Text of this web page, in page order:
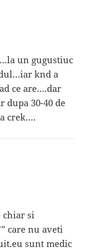
un gugustiuc
knd a
ce are….dar
dupa 30-40 de
crek….
si
care nu aveti
sunt medic